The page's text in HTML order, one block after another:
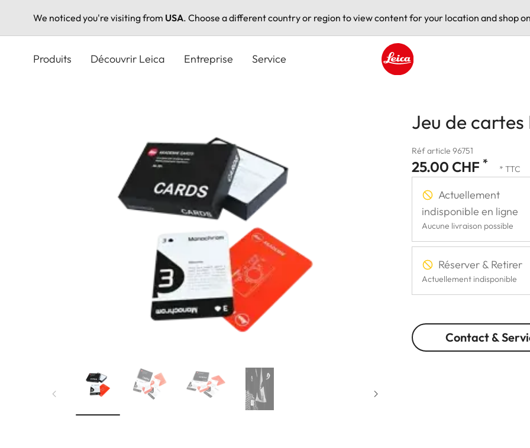
We noticed you're visiting from USA. Choose a different country or region to view content for your location and shop
Produits Découvrir Leica Entreprise Service
Jeu de
Réf article 96751
25.00 CHF * * TTC
Actuellement
indisponible en ligne
Aucune livraison possible
Réserver & Retirer
Actuellement indisponible
Contact &